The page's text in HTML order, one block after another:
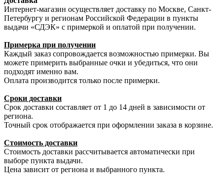
Интернет-магазин осуществляет доставку по Москве, Санкт-
Петербургу и регионам Российской Федерации в пункты
выдачи «СДЭК» с примеркой и оплатой при получении.
Примерка при получении
Каждый заказ сопровождается возможностью примерки. Вы
можете примерить выбранные очки и убедиться, что они
подходят именно вам.
Оплата производится только после примерки.
Сроки доставки
Срок доставки составляет от 1 до 14 дней в зависимости от
региона.
Точный срок отображается при оформлении заказа в корзине.
Стоимость доставки
Стоимость доставки рассчитывается автоматически при
выборе пункта выдачи.
Цена зависит от региона и выбранного пункта.